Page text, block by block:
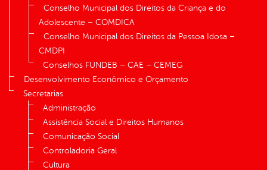
Conselho Municipal dos Direitos da Criança e do
Adolescente – COMDICA
Conselho Municipal dos Direitos da Pessoa Idosa –
CMDPI
Conselhos FUNDEB – CAE – CEMEG
Desenvolvimento Econômico e Orçamento
Secretarias
Administração
Assistência Social e Direitos Humanos
Comunicação Social
Controladoria Geral
Cultura